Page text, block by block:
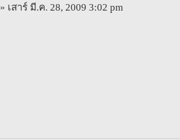
» เสาร์ มี.ค. 28, 2009 3:02 pm